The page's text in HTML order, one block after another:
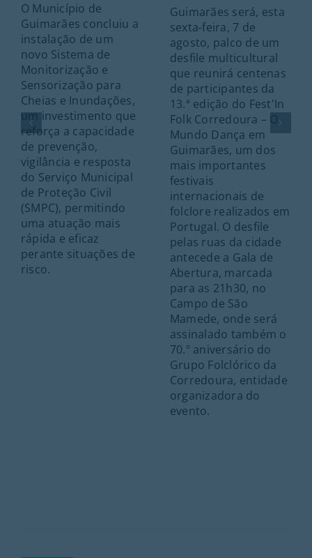
O Município de
Guimarães concluiu a
instalação de um
novo Sistema de
Monitorização e
Sensorização para
Cheias e Inundações,
um investimento que
reforça a capacidade
de prevenção,
vigilância e resposta
do Serviço Municipal
de Proteção Civil
(SMPC), permitindo
uma atuação mais
rápida e eficaz
perante situações de
risco.
Guimarães será, esta
sexta-feira, 7 de
agosto, palco de um
desfile multicultural
que reunirá centenas
de participantes da
13.ª edição do Fest'In
Folk Corredoura – O
Mundo Dança em
Guimarães, um dos
mais importantes
festivais
internacionais de
folclore realizados em
Portugal. O desfile
pelas ruas da cidade
antecede a Gala de
Abertura, marcada
para as 21h30, no
Campo de São
Mamede, onde será
assinalado também o
70.º aniversário do
Grupo Folclórico da
Corredoura, entidade
organizadora do
evento.